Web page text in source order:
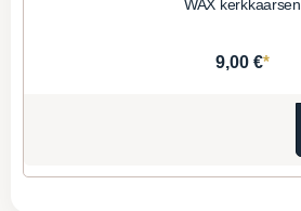
WAX kerkkaarsen
9,00 €*